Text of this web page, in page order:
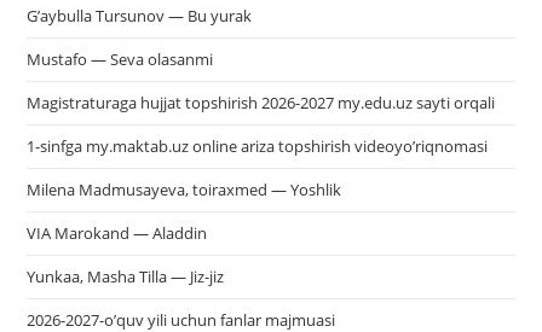
G’aybulla Tursunov — Bu yurak
Mustafo — Seva olasanmi
Magistraturaga hujjat topshirish 2026-2027 my.edu.uz sayti orqali
1-sinfga my.maktab.uz online ariza topshirish videoyo’riqnomasi
Milena Madmusayeva, toiraxmed — Yoshlik
VIA Marokand — Aladdin
Yunkaa, Masha Tilla — Jiz-jiz
2026-2027-o’quv yili uchun fanlar majmuasi